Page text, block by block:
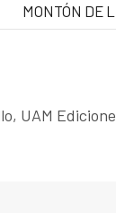
MONTÓN DE
UAM